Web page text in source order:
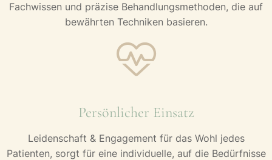
Fachwissen und präzise Behandlungsmethoden, die auf
bewährten Techniken basieren.
Persönlicher Einsatz
Leidenschaft & Engagement für das Wohl jedes
Patienten, sorgt für eine individuelle, auf die Bedürfnisse